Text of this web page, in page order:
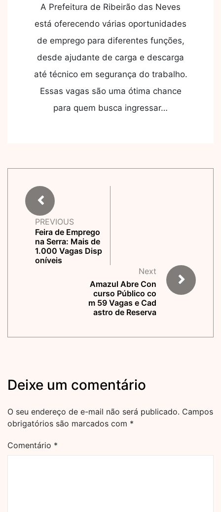
A Prefeitura de Ribeirão das Neves
está oferecendo várias oportunidades
de emprego para diferentes funções,
desde ajudante de carga e descarga
até técnico em segurança do trabalho.
Essas vagas são uma ótima chance
para quem busca ingressar…
PREVIOUS
Feira de Emprego
na Serra: Mais de
1.000 Vagas Disp
oníveis
Next
Amazul Abre Con
curso Público co
m 59 Vagas e Cad
astro de Reserva
Deixe um comentário
O seu endereço de e-mail não será publicado. Campos
obrigatórios são marcados com *
Comentário *